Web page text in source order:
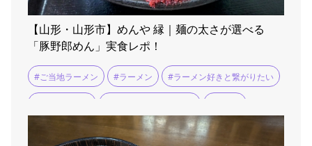
【山形・山形市】めんや 縁｜麺の太さが選べる
「豚野郎めん」実食レポ！
#ご当地ラーメン #ラーメン #ラーメン好きと繋がりたい